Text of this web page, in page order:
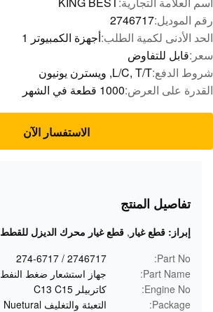
رقم الموديل:2746717
الحد الأدنى لكمية الطلب:أجهزة الكمبيوتر 1
سعر:قابل للتفاوض
شروط الدفع:L/C, T/T, ويسترن يونيون
القدرة على العرض:1000 قطعة في الشهر
الاستفسار الآن
تفاصيل المنتج
إبراز: قطع غيار , قطع غيار محرك الديزل للقطط
Part No:
2746717 / 274-6717
Part Name:
جهاز استشعار ضغط النفط
Engine No:
كاتربيلر C13 C15
Package:
التعبئة والتغليف Nuetural